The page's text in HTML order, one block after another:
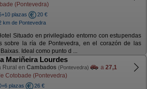
(Pontevedra)
plazas
20 €
km de Pontevedra
Situado en privilegiado entorno con estupendas
sobre la ría de Pontevedra, en el corazón de las
Ideal como punto d ...
Mariñeira Lourdes
Rural en Cambados (Pontevedra) a 27,1
Cotobade (Pontevedra)
plazas
26 €